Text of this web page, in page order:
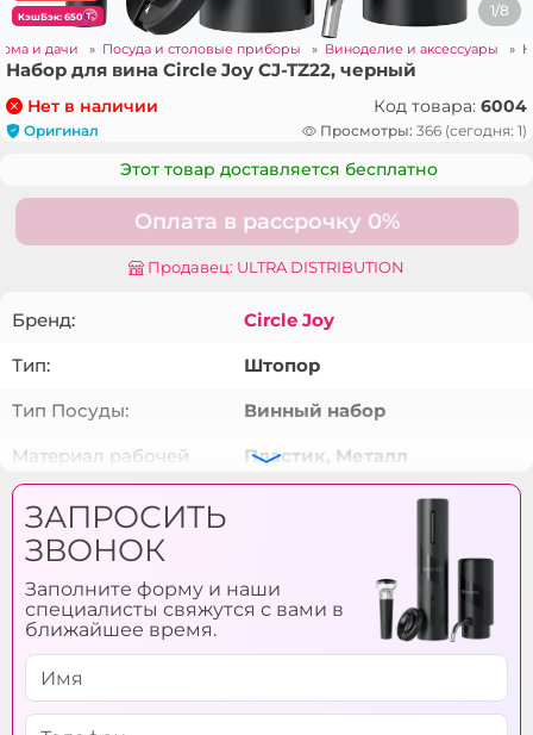
КэшБэк: 650 1/8
и дачи » Посуда и столовые приборы » Виноделие и аксессуары »
Набор для вина Circle Joy CJ-TZ22, черный
Нет в наличии Код товара: 6004
Оригинал Просмотры: 366 (сегодня: 1)
Этот товар доставляется бесплатно
Оплата в рассрочку 0%
Продавец: ULTRA DISTRIBUTION
Бренд:
Circle Joy
Тип:
Штопор
Тип Посуды:
Винный набор
Материал рабочей
поверхности:
Пластик, Металл
Цвет:
ЗАПРОСИТЬ
ЗВОНОК
Заполните форму и наши
специалисты свяжутся с вами в
ближайшее время.